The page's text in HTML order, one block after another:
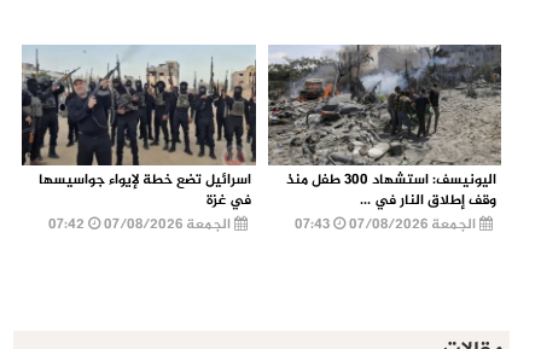
اليونيسف: استشهاد 300 طفل منذ
وقف إطلاق النار في ...
الجمعة 07/08/2026
اسرائيل تضع خطة لإيواء جواسيسها
في غزة
الجمعة 07/08/2026